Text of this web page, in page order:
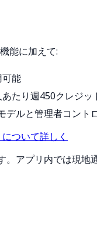
能に加えて:
可能
たり週450クレジッ
デルと管理者コント
ついて詳しく
。アプリ内では現地